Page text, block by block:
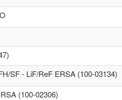
SF - LiF/ReF ERSA (100-03134)
(100-02306)